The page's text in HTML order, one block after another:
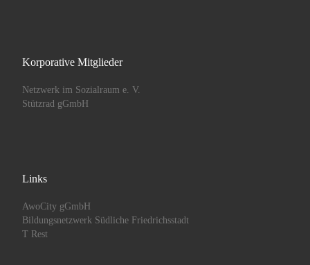
Korporative Mitglieder
Netzwerk im Sozialraum e. V.
Stützrad gGmbH
Links
AwoCity gGmbH
Bildungsnetzwerk Südliche Friedrichsstadt
T Rest